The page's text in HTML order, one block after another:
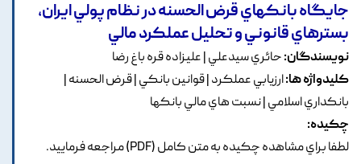
جايگاه بانکهاي قرض الحسنه در نظام پولي ايران،
بسترهاي قانوني و تحليل عملکرد مالي
نویسندگان:حائري سيدعلي | عليزاده قره باغ رضا
کلیدواژه ها:ارزيابي عملکرد | قوانين بانکي | قرض الحسنه |
بانکداري اسلامي | نسبت هاي مالي بانکها
چکیده:
لطفا براي مشاهده چکيده به متن کامل (PDF) مراجعه فرماييد.